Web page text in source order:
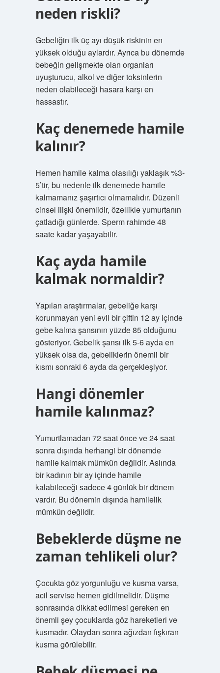
neden riskli?
Gebeliğin ilk üç ayı düşük riskinin en
yüksek olduğu aylardır. Ayrıca bu dönemde
bebeğin gelişmekte olan organları
uyuşturucu, alkol ve diğer toksinlerin
neden olabileceği hasara karşı en
hassastır.
Kaç denemede hamile
kalınır?
Hemen hamile kalma olasılığı yaklaşık %3-
5’tir, bu nedenle ilk denemede hamile
kalmamanız şaşırtıcı olmamalıdır. Düzenli
cinsel ilişki önemlidir, özellikle yumurtanın
çatladığı günlerde. Sperm rahimde 48
saate kadar yaşayabilir.
Kaç ayda hamile
kalmak normaldir?
Yapılan araştırmalar, gebeliğe karşı
korunmayan yeni evli bir çiftin 12 ay içinde
gebe kalma şansının yüzde 85 olduğunu
gösteriyor. Gebelik şansı ilk 5-6 ayda en
yüksek olsa da, gebeliklerin önemli bir
kısmı sonraki 6 ayda da gerçekleşiyor.
Hangi dönemler
hamile kalınmaz?
Yumurtlamadan 72 saat önce ve 24 saat
sonra dışında herhangi bir dönemde
hamile kalmak mümkün değildir. Aslında
bir kadının bir ay içinde hamile
kalabileceği sadece 4 günlük bir dönem
vardır. Bu dönemin dışında hamilelik
mümkün değildir.
Bebeklerde düşme ne
zaman tehlikeli olur?
Çocukta göz yorgunluğu ve kusma varsa,
acil servise hemen gidilmelidir. Düşme
sonrasında dikkat edilmesi gereken en
önemli şey çocuklarda göz hareketleri ve
kusmadır. Olaydan sonra ağızdan fışkıran
kusma görülebilir.